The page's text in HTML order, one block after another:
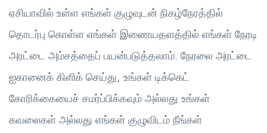
ஏசியாவில் உள்ள எங்கள் குழுவுடன் நிகழ்நேரத்தில்
தொடர்பு கொள்ள எங்கள் இணையதளத்தில் எங்கள் நேரடி
அரட்டை அம்சத்தைப் பயன்படுத்தலாம். நேரலை அரட்டை
ஐகானைக் கிளிக் செய்து, உங்கள் டிக்கெட்
கோரிக்கையைச் சமர்ப்பிக்கவும் அல்லது உங்கள்
கவலைகள் அல்லது எங்கள் குழுவிடம் நீங்கள்